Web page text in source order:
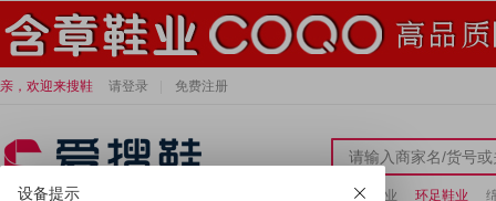
亲，欢迎来搜鞋 请登录 免费注册
小炫龙鞋业 环足鞋业
设备提示